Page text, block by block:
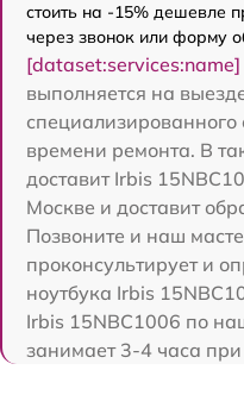
стоить на -15% дешевле
через звонок или форму
выполняется на
специализированного
времени ремонта. В
доставит Irbis
Москве и доставит
Позвоните и наш
проконсультирует и
ноутбука Irbis
Irbis 15NBC1006 по
занимает 3-4 часа